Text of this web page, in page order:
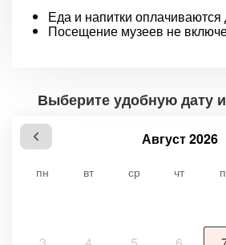
Еда и напитки оплачиваются
Посещение музеев не
Выберите удобную дату
Август 2026
пн вт ср чт